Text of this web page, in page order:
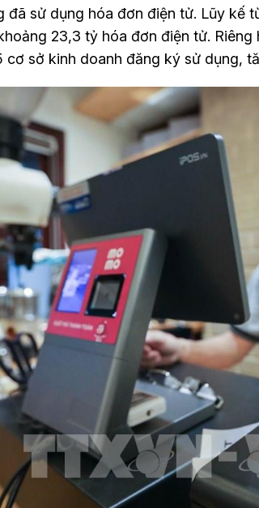
đã sử dụng hóa đơn điện tử. Lũy kế
23,3 tỷ hóa đơn điện tử.
cơ sở kinh doanh đăng ký sử dụng,